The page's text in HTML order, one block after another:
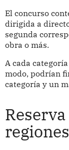
El concurso
dirigida a
segunda
obra o más.
A cada
modo, podrían
categoría y un
regiones